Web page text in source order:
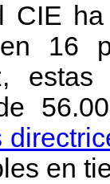
CIE
en 16
estas
en